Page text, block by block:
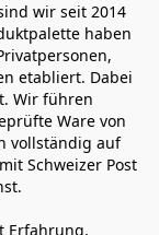
wir seit 2014
haben
etabliert. Dabei
Wir führen
Ware von
vollständig auf
Schweizer Post
Erfahrung,